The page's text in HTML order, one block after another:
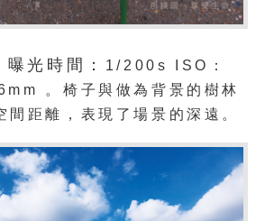
曝光時間：
1/200s ISO：
。 椅子與做為背景的樹林
間距離，表現了場景的深遠。